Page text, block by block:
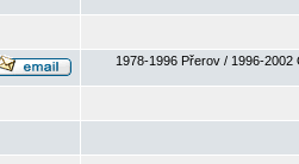
1978-1996 Přerov / 1996-2002